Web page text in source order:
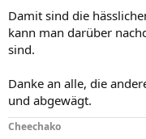
Damit sind die
kann man darüber
sind.
Danke an alle, die
und abgewägt.
Cheechako